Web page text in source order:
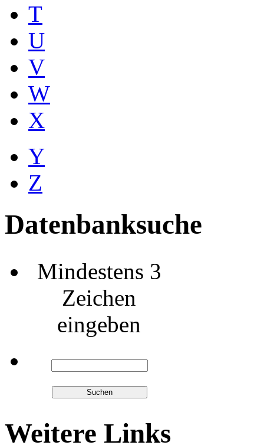
T
U
V
W
X
Y
Z
Datenbanksuche
Mindestens 3
Zeichen
eingeben
Weitere Links